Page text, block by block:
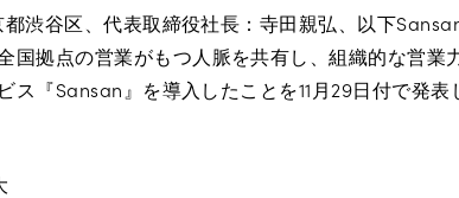
渋谷区、代表取締役社長：寺田親弘、以下
国拠点の営業がもつ人脈を共有し、組織的な営業
『Sansan』を導入したことを11月29日付で発表